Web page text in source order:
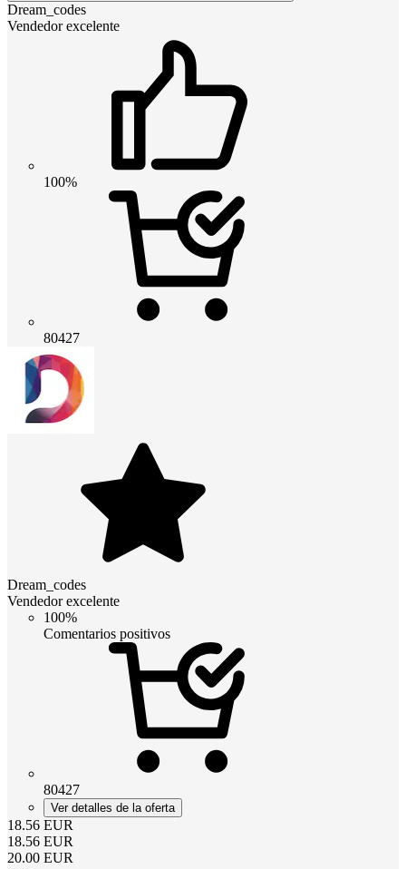
Dream_codes
Vendedor excelente
100%
80427
Dream_codes
Vendedor excelente
100%
Comentarios positivos
80427
Ver detalles de la oferta
18.56 EUR
18.56 EUR
20.00 EUR